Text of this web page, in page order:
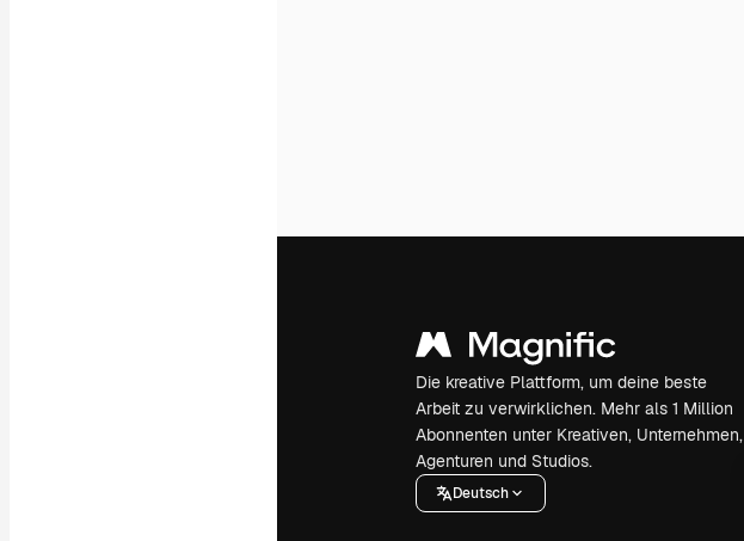
Die kreative Plattform, um deine beste
Arbeit zu verwirklichen. Mehr als 1 Million
Abonnenten unter Kreativen, Unternehmen,
Agenturen und Studios.
Deutsch